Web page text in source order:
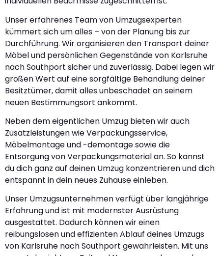
Unser erfahrenes Team von Umzugsexperten
kümmert sich um alles – von der Planung bis zur
Durchführung. Wir organisieren den Transport deiner
Möbel und persönlichen Gegenstände von Karlsruhe
nach Southport sicher und zuverlässig. Dabei legen wir
großen Wert auf eine sorgfältige Behandlung deiner
Besitztümer, damit alles unbeschadet an seinem
neuen Bestimmungsort ankommt.
Neben dem eigentlichen Umzug bieten wir auch
Zusatzleistungen wie Verpackungsservice,
Möbelmontage und -demontage sowie die
Entsorgung von Verpackungsmaterial an. So kannst
du dich ganz auf deinen Umzug konzentrieren und dich
entspannt in dein neues Zuhause einleben.
Unser Umzugsunternehmen verfügt über langjährige
Erfahrung und ist mit modernster Ausrüstung
ausgestattet. Dadurch können wir einen
reibungslosen und effizienten Ablauf deines Umzugs
von Karlsruhe nach Southport gewährleisten. Mit uns